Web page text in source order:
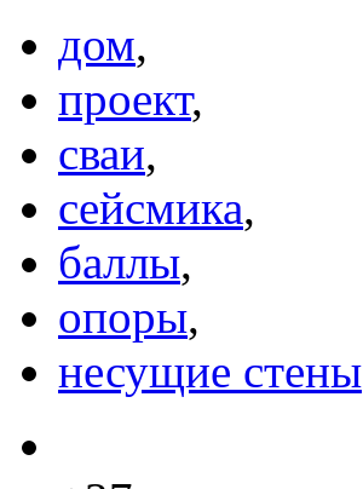
дом,
проект,
сваи,
сейсмика,
баллы,
опоры,
несущие стены